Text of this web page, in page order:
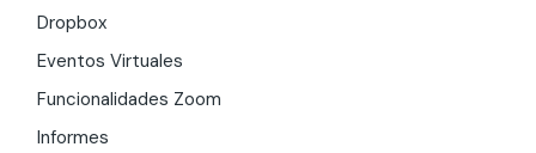
Dropbox
Eventos Virtuales
Funcionalidades Zoom
Informes